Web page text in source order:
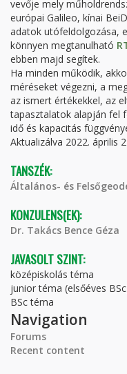
vevője mely
európai Galileo, kínai
adatok utófeldolgozása,
könnyen megtanulható
ebben majd segítek.
Ha minden működik,
méréseket végezni, a
az ismert értékekkel, az
tapasztalatok alapján fel
idő és kapacitás
Aktualizálva 2022. április
TANSZÉK:
Általános- és
KONZULENS(EK):
Dr. Takács Bence Géza
JAVASOLT SZINT:
középiskolás téma
junior téma (elsőéves
BSc téma
Navigation
Forums
Recent content